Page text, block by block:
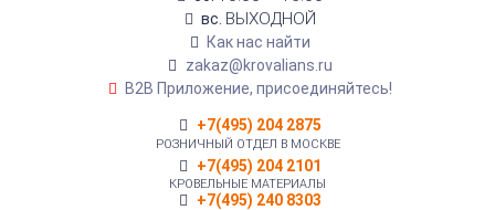
вс. ВЫХОДНОЙ
Как нас найти
zakaz@krovalians.ru
B2B Приложение, присоединяйтесь!
+7(495) 204 2875
РОЗНИЧНЫЙ ОТДЕЛ В МОСКВЕ
+7(495) 204 2101
КРОВЕЛЬНЫЕ МАТЕРИАЛЫ
+7(495) 240 8303